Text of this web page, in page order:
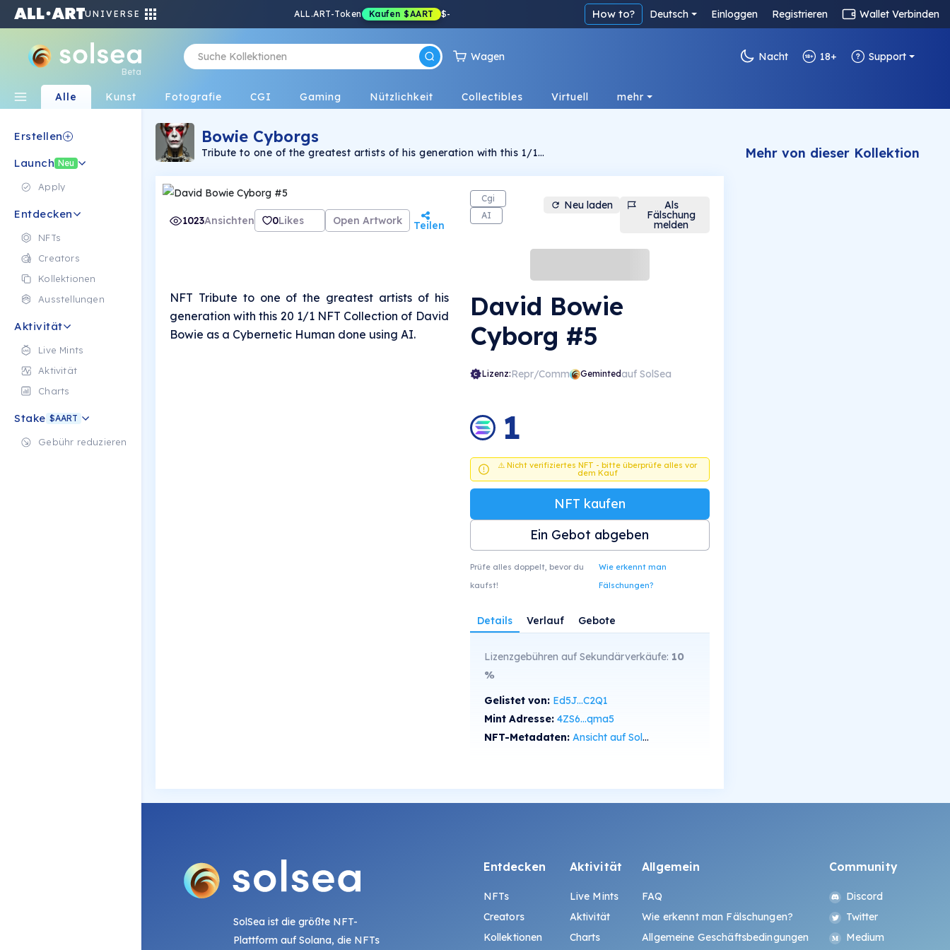
UNIVERSE ALL.ART-Token Kaufen $AART $- How to? Deutsch Einloggen Registrieren Wallet Verbinden
Beta
Wagen Nacht 18+ Support
Alle Kunst Fotografie CGI Gaming Nützlichkeit Collectibles Virtuell mehr
Erstellen
Launch Neu
Apply
Entdecken
NFTs
Creators
Kollektionen
Ausstellungen
Aktivität
Live Mints
Aktivität
Charts
Stake $AART
Gebühr reduzieren
Bowie Cyborgs
Tribute to one of the greatest artists of his generation with this 1/1
AI.
1023Ansichten 0Likes Open Artwork Teilen
NFT Tribute to one of the greatest artists of his
generation with this 20 1/1 NFT Collection of David
Bowie as a Cybernetic Human done using AI.
Cgi
AI
Neu laden Als
Fälschung
melden
David Bowie
Cyborg #5
Lizenz:Repr/Comm Gemintedauf SolSea
1
⚠️ Nicht verifiziertes NFT - bitte überprüfe alles vor
dem Kauf
NFT kaufen
Ein Gebot abgeben
Prüfe alles doppelt, bevor du
kaufst!
Wie erkennt man
Fälschungen?
Details Verlauf Gebote
Lizenzgebühren auf Sekundärverkäufe: 10
%
Gelistet von: Ed5J...C2Q1
Mint Adresse: 4ZS6...qma5
NFT-Metadaten: Ansicht auf SolScan
Mehr von dieser Kollektion
SolSea ist die größte NFT-
Plattform auf Solana, die NFTs
Entdecken
NFTs
Creators
Kollektionen
Aktivität
Live Mints
Aktivität
Charts
Allgemein
FAQ
Wie erkennt man Fälschungen?
Allgemeine Geschäftsbedingungen
Community
Discord
Twitter
Medium